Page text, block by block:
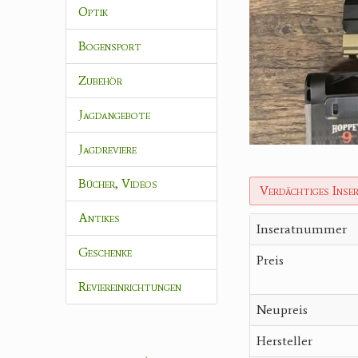
Optik
Bogensport
Zubehör
Jagdangebote
Jagdreviere
Bücher, Videos
Antikes
Geschenke
Reviereinrichtungen
Verdächtiges
Inseratnummer
Preis
Neupreis
Hersteller